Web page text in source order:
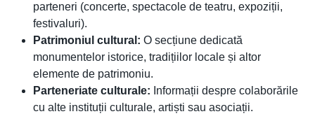
parteneri (concerte, spectacole de teatru, expoziții,
festivaluri).
Patrimoniul cultural: O secțiune dedicată
monumentelor istorice, tradițiilor locale și altor
elemente de patrimoniu.
Parteneriate culturale: Informații despre colaborările
cu alte instituții culturale, artiști sau asociații.